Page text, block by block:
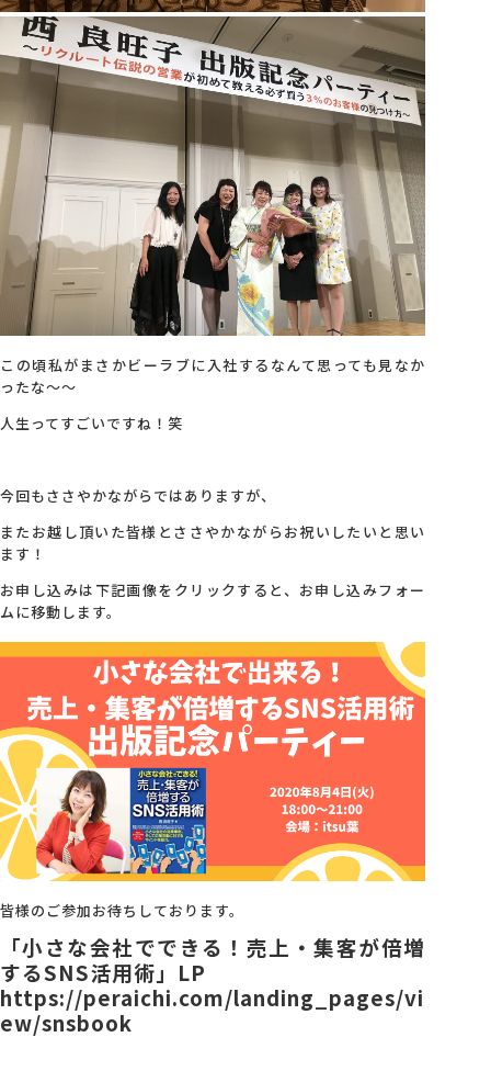
この頃私がまさかビーラブに入社するなんて思っても見なか
ったな～～
人生ってすごいですね！笑
今回もささやかながらではありますが、
またお越し頂いた皆様とささやかながらお祝いしたいと思い
ます！
お申し込みは下記画像をクリックすると、お申し込みフォー
ムに移動します。
皆様のご参加お待ちしております。
「小さな会社でできる！売上・集客が倍増
するSNS活用術」LP
https://peraichi.com/landing_pages/vi
ew/snsbook